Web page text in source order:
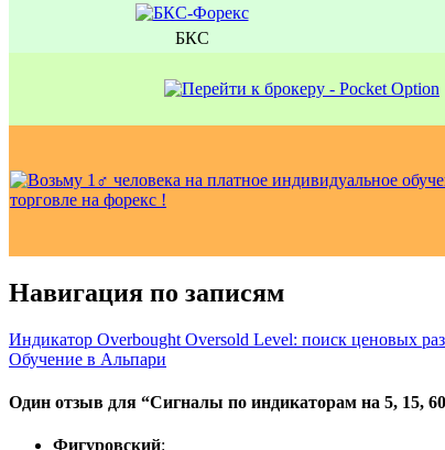
БКС
Навигация по записям
Индикатор Overbought Oversold Level: поиск ценовых
Обучение в Альпари
Один отзыв для “Сигналы по индикаторам на 5, 15,
Фигуровский: